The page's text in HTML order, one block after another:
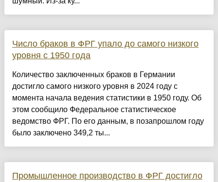
Число браков в ФРГ упало до самого низкого
уровня с 1950 года
Количество заключенных браков в Германии
достигло самого низкого уровня в 2024 году с
момента начала ведения статистики в 1950 году. Об
этом сообщило Федеральное статистическое
ведомство ФРГ. По его данным, в позапрошлом году
было заключено 349,2 ты...
Промышленное производство в ФРГ достигло